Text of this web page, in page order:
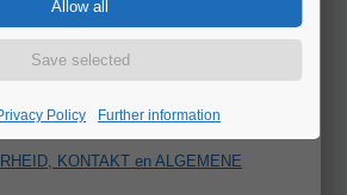
VERTRAGINGEN EN ANNULERINGEN
OVERTOCHT
KONTAKT en ALGEMENE
Policy Further information